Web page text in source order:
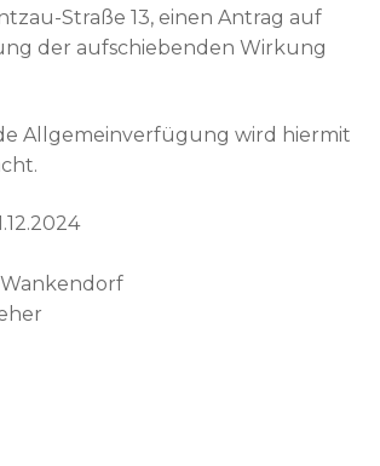
Straße 13, einen Antrag auf
der aufschiebenden Wirkung
Allgemeinverfügung wird hiermit